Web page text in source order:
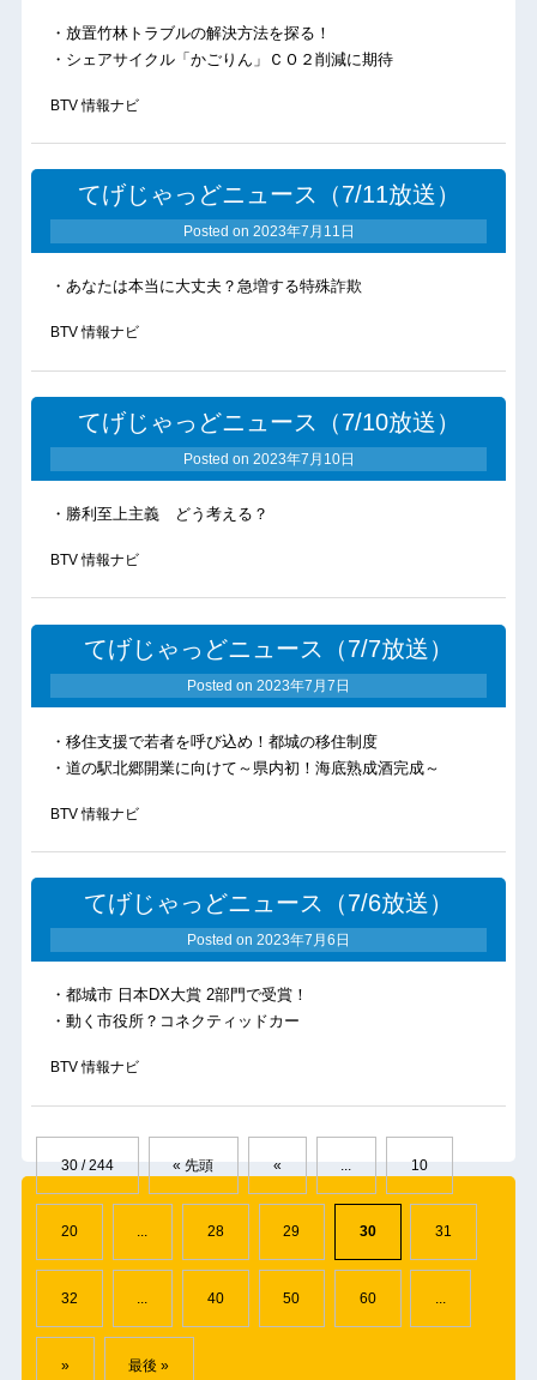
・放置竹林トラブルの解決方法を探る！
・シェアサイクル「かごりん」ＣＯ２削減に期待
BTV 情報ナビ
てげじゃっどニュース（7/11放送）
Posted on 2023年7月11日
・あなたは本当に大丈夫？急増する特殊詐欺
BTV 情報ナビ
てげじゃっどニュース（7/10放送）
Posted on 2023年7月10日
・勝利至上主義 どう考える？
BTV 情報ナビ
てげじゃっどニュース（7/7放送）
Posted on 2023年7月7日
・移住支援で若者を呼び込め！都城の移住制度
・道の駅北郷開業に向けて～県内初！海底熟成酒完成～
BTV 情報ナビ
てげじゃっどニュース（7/6放送）
Posted on 2023年7月6日
・都城市 日本DX大賞 2部門で受賞！
・動く市役所？コネクティッドカー
BTV 情報ナビ
30 / 244 « 先頭 « 10
20 ... 28 29 30 31
32 ... 40 50 60 ...
» 最後 »